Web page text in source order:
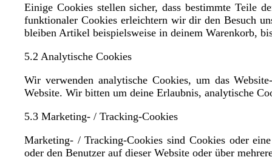
Einige Cookies stellen sicher, dass bestimmte Teile
funktionaler Cookies erleichtern wir dir den Besuch
bleiben Artikel beispielsweise in deinem Warenkorb,
5.2 Analytische Cookies
Wir verwenden analytische Cookies, um das
Website. Wir bitten um deine Erlaubnis, analytische
5.3 Marketing- / Tracking-Cookies
Marketing- / Tracking-Cookies sind Cookies oder
oder den Benutzer auf dieser Website oder über